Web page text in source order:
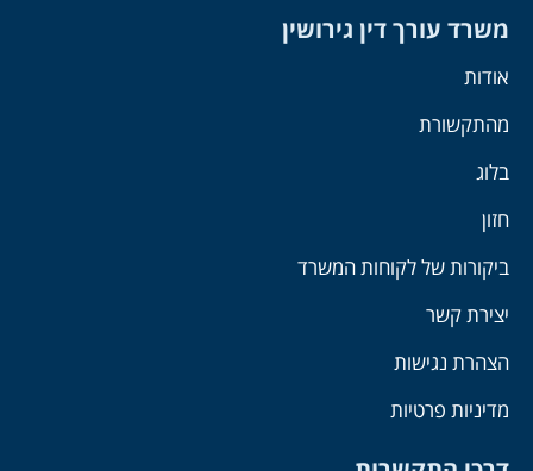
משרד עורך דין גירושין
אודות
מהתקשורת
בלוג
חזון
ביקורות של לקוחות המשרד
יצירת קשר
הצהרת נגישות
מדיניות פרטיות